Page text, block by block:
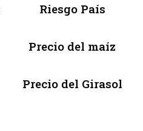
Riesgo País
Precio del maíz
Precio del Girasol